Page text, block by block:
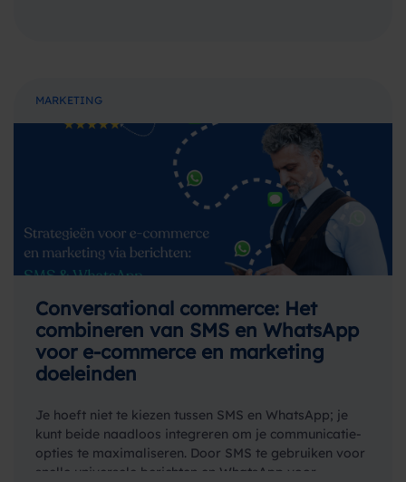
MARKETING
Conversational commerce: Het
combineren van SMS en WhatsApp
voor e-commerce en marketing
doeleinden
Je hoeft niet te kiezen tussen SMS en WhatsApp; je
kunt beide naadloos integreren om je communicatie-
opties te maximaliseren. Door SMS te gebruiken voor
snelle universele berichten en WhatsApp voor…